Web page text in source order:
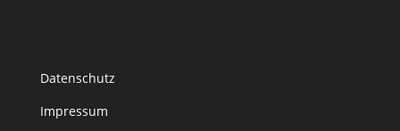
Datenschutz
Impressum